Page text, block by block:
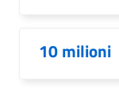
10 milioni